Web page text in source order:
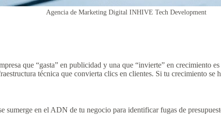
Agencia de Marketing Digital INHIVE Tech Development
que “gasta” en publicidad y una que “invierte” en crecimiento es
técnica que convierta clics en clientes. Si tu crecimiento se
sumerge en el ADN de tu negocio para identificar fugas de